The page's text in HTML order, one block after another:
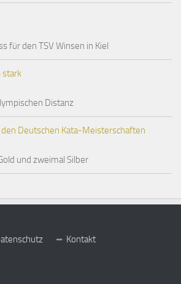
für den TSV Winsen in Kiel
stark
Distanz
Deutschen Kata-Meisterschaften
und zweimal Silber
Kontakt